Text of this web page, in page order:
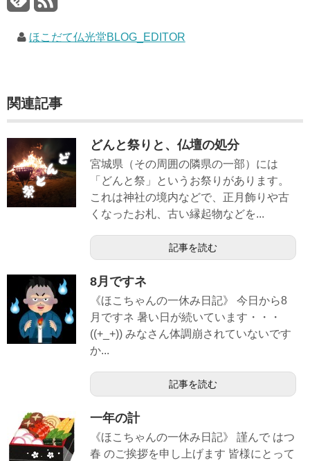
ほこだて仏光堂BLOG_EDITOR
関連記事
どんと祭りと、仏壇の処分
宮城県（その周囲の隣県の一部）には
「どんと祭」というお祭りがあります。
これは神社の境内などで、正月飾りや古
くなったお札、古い縁起物などを...
記事を読む
8月ですネ
《ほこちゃんの一休み日記》 今日から8
月ですネ 暑い日が続いています・・・
((+_+)) みなさん体調崩されていないです
か...
記事を読む
一年の計
《ほこちゃんの一休み日記》 謹んで はつ
春 のご挨拶を申し上げます 皆様にとって